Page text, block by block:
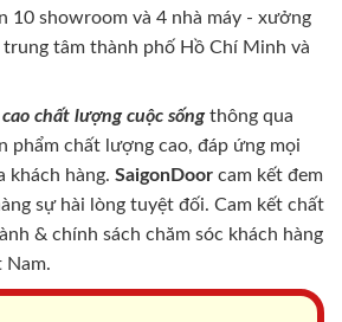
10 showroom và 4 nhà máy - xưởng
tâm thành phố Hồ Chí Minh và
chất lượng cuộc sốngthông qua
phẩm chất lượng cao, đáp ứng mọi
khách hàng. SaigonDoor cam kết đem
sự hài lòng tuyệt đối. Cam kết chất
& chính sách chăm sóc khách hàng
Nam.